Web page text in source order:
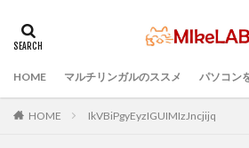
HOME マルチリンガルのススメ パソコン
HOME IkVBiPgyEyzIGUIMIzJncjijq
タグ
初心者 マルチリンガル